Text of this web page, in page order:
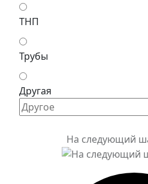
ТНП
Трубы
Другая